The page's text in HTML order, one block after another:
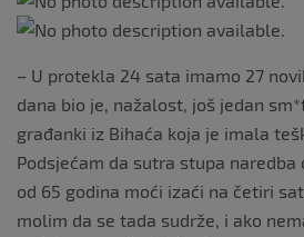
– U protekla 24 sata imamo 27
dana bio je, nažalost, još jedan
građanki iz Bihaća koja je imala
Podsjećam da sutra stupa
od 65 godina moći izaći na četiri
molim da se tada sudrže, i ako